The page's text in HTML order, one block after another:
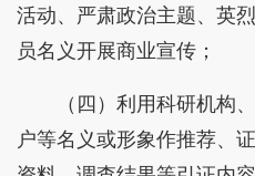
活动、严肃政治主题、英
员名义开展商业宣传；
（四）利用科研机构
户等名义或形象作推荐、